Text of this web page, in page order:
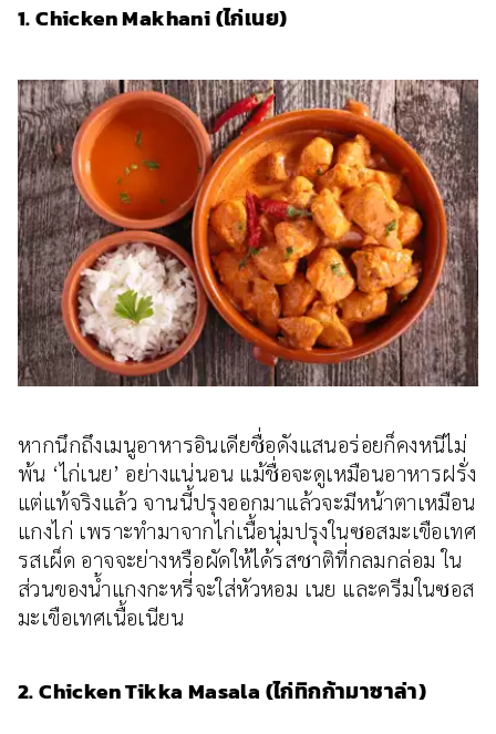
1. Chicken Makhani (ไก่เนย)
หากนึกถึงเมนูอาหารอินเดียชื่อดังแสนอร่อยก็คงหนีไม่
พ้น ‘ไก่เนย’ อย่างแน่นอน แม้ชื่อจะดูเหมือนอาหารฝรั่ง
แต่แท้จริงแล้ว จานนี้ปรุงออกมาแล้วจะมีหน้าตาเหมือน
แกงไก่ เพราะทำมาจากไก่เนื้อนุ่มปรุงในซอสมะเขือเทศ
รสเผ็ด อาจจะย่างหรือผัดให้ได้รสชาติที่กลมกล่อม ใน
ส่วนของน้ำแกงกะหรี่จะใส่หัวหอม เนย และครีมในซอส
มะเขือเทศเนื้อเนียน
2. Chicken Tikka Masala (ไก่ทิกก้ามาซาล่า)